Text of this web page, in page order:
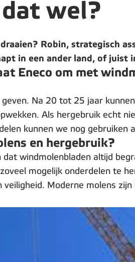
wel?
Robin, strategisch
in een ander land, of juist
Eneco om met
Na 20 tot 25 jaar
Als hergebruik echt
kunnen we nog gebruiken
en hergebruik?
windmolenbladen altijd
mogelijk onderdelen te
Moderne molens